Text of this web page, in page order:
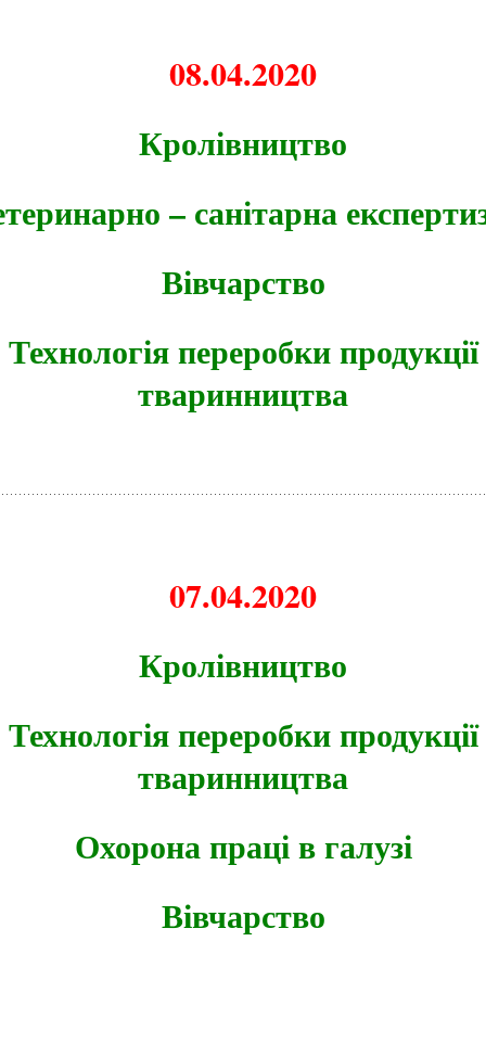
08.04.2020
Кролівництво
– санітарна
Вівчарство
Технологія переробки продукції
тваринництва
07.04.2020
Кролівництво
Технологія переробки продукції
тваринництва
Охорона праці в галузі
Вівчарство